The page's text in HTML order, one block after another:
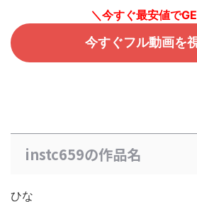
＼今すぐ最安値で
今すぐフル動画を
instc659の作品名
ひな